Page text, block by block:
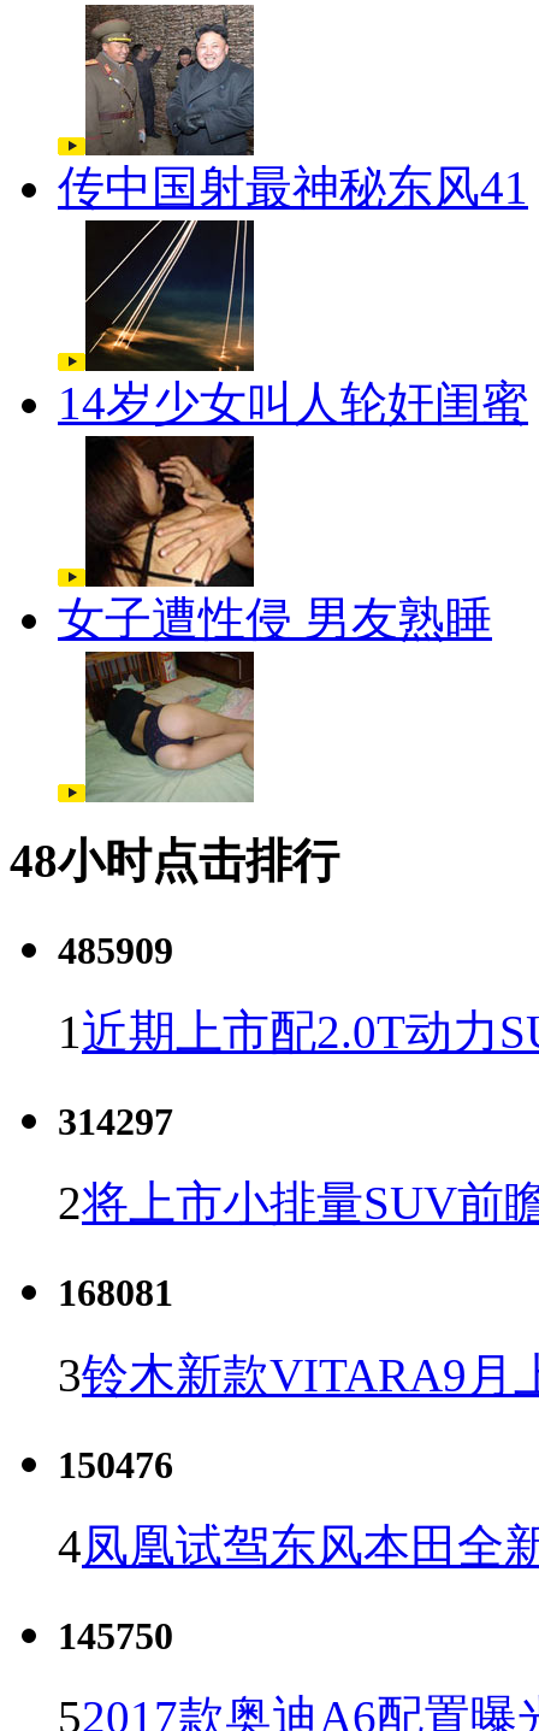
传中国射最神秘东风41
14岁少女叫人轮奸闺蜜
女子遭性侵 男友熟睡
48小时点击排行
485909
1近期上市配2.0T动力
314297
2将上市小排量SUV前
168081
3铃木新款VITARA9月
150476
4凤凰试驾东风本田全
145750
52017款奥迪A6配置曝